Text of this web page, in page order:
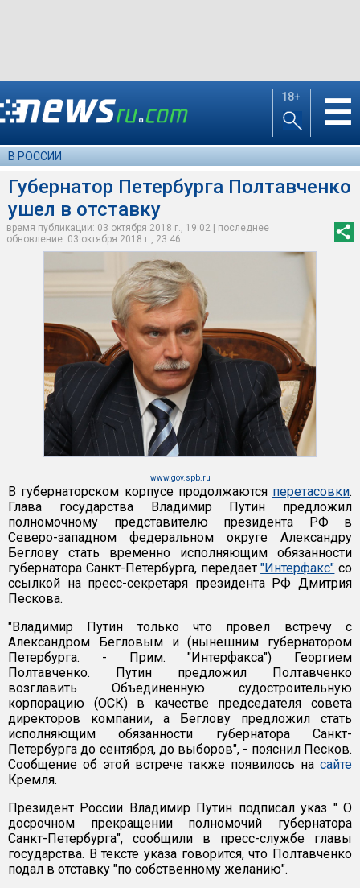
18+ ☰
В РОССИИ
Губернатор Петербурга Полтавченко
ушел в отставку
время публикации: 03 октября 2018 г., 19:02 | последнее
обновление: 03 октября 2018 г., 23:46
www.gov.spb.ru
В губернаторском корпусе продолжаются перетасовки.
Глава государства Владимир Путин предложил
полномочному представителю президента РФ в
Северо-западном федеральном округе Александру
Беглову стать временно исполняющим обязанности
губернатора Санкт-Петербурга, передает"Интерфакс" со
ссылкой на пресс-секретаря президента РФ Дмитрия
Пескова.
"Владимир Путин только что провел встречу с
Александром Бегловым и (нынешним губернатором
Петербурга. - Прим. "Интерфакса") Георгием
Полтавченко. Путин предложил Полтавченко
возглавить Объединенную судостроительную
корпорацию (ОСК) в качестве председателя совета
директоров компании, а Беглову предложил стать
исполняющим обязанности губернатора Санкт-
Петербурга до сентября, до выборов", - пояснил Песков.
Сообщение об этой встрече также появилось на сайте
Кремля.
Президент России Владимир Путин подписал указ " О
досрочном прекращении полномочий губернатора
Санкт-Петербурга", сообщили в пресс-службе главы
государства. В тексте указа говорится, что Полтавченко
подал в отставку "по собственному желанию".